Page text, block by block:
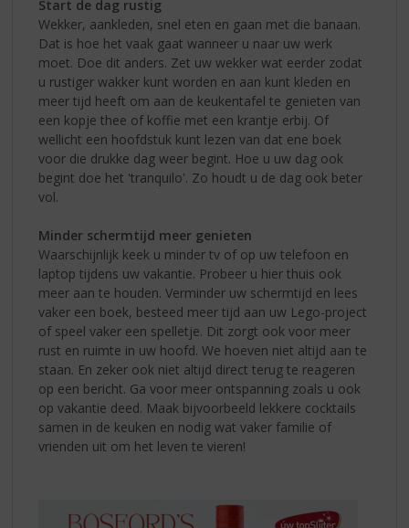
Start de dag rustig
Wekker, aankleden, snel eten en gaan met die banaan.
Dat is hoe het vaak gaat wanneer u naar uw werk
moet. Doe dit anders. Zet uw wekker wat eerder zodat
u rustiger wakker kunt worden en aan kunt kleden en
meer tijd heeft om aan de keukentafel te genieten van
een kopje thee of koffie met een krantje erbij. Of
wellicht een hoofdstuk kunt lezen van dat ene boek
voor die drukke dag weer begint. Hoe u uw dag ook
begint doe het 'tranquilo'. Zo houdt u de dag ook beter
vol.
Minder schermtijd meer genieten
Waarschijnlijk keek u minder tv of op uw telefoon en
laptop tijdens uw vakantie. Probeer u hier thuis ook
meer aan te houden. Verminder uw schermtijd en lees
vaker een boek, besteed meer tijd aan uw Lego-project
of speel vaker een spelletje. Dit zorgt ook voor meer
rust en ruimte in uw hoofd. We hoeven niet altijd aan te
staan. En zeker ook niet altijd direct terug te reageren
op een bericht. Ga voor meer ontspanning zoals u ook
op vakantie deed. Maak bijvoorbeeld lekkere cocktails
samen in de keuken en nodig wat vaker familie of
vrienden uit om het leven te vieren!